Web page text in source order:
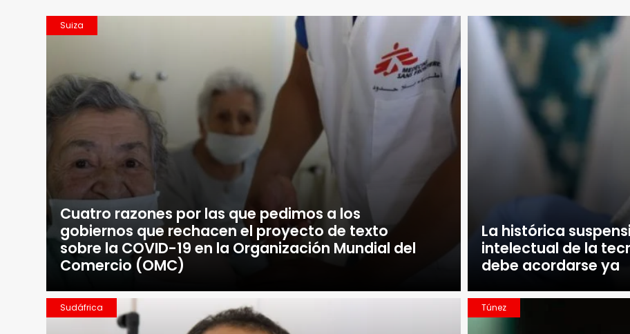
Suiza
Cuatro razones por las que pedimos a los
gobiernos que rechacen el proyecto de texto
sobre la COVID-19 en la Organización Mundial del
Comercio (OMC)
La histórica
intelectual de la
debe acordarse ya
Sudáfrica Túnez